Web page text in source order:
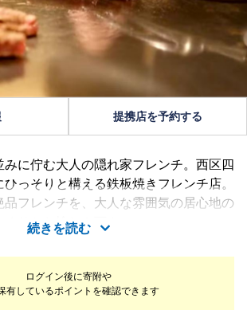
ログイン後に寄附や
有しているポイントを確認できます
提携店を予約する
に佇む大人の隠れ家フレンチ。西区四
っそりと構える鉄板焼きフレンチ店。
フレンチを、大人な雰囲気の居心地の
くりとお愉しみ下さい。
続きを読む